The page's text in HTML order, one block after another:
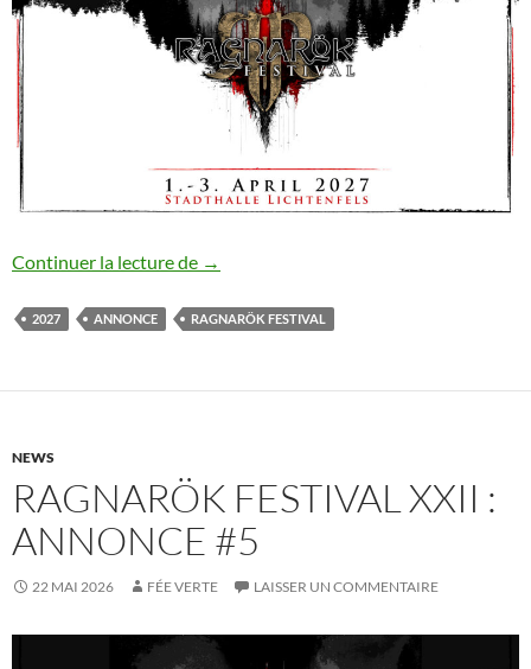
Continuer la lecture de Ragnarök Festival XXII : annonce #6
→
2027 ANNONCE RAGNARÖK FESTIVAL
NEWS
RAGNARÖK FESTIVAL XXII :
ANNONCE #5
22 MAI 2026 FÉE VERTE LAISSER UN COMMENTAIRE